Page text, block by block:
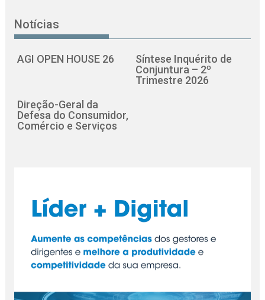
Notícias
AGI OPEN HOUSE 26
Síntese Inquérito de
Conjuntura – 2º
Trimestre 2026
Direção-Geral da
Defesa do Consumidor,
Comércio e Serviços